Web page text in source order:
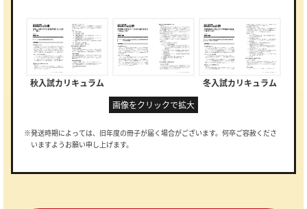
秋入試カリキュラム
冬入試カリキュラム
画像をクリックで拡大
※発送時期によっては、旧年度の冊子が届く場合がございます。何卒ご容赦くださ
いますようお願い申し上げます。